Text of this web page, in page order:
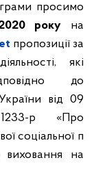
просимо
року на
пропозиції за
які
до
від 09
р «Про
соціальної п
виховання на